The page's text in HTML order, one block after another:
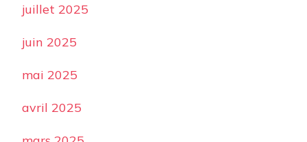
juillet 2025
juin 2025
mai 2025
avril 2025